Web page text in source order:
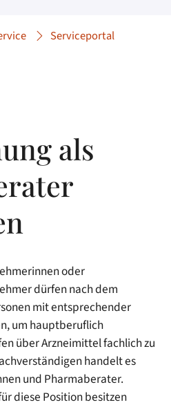
Serviceportal
als
oder
dürfen nach dem
mit entsprechender
um hauptberuflich
über Arzneimittel fachlich zu
handelt es
und Pharmaberater.
diese Position besitzen